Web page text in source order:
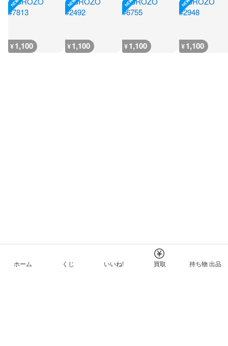
¥1,100 ¥1,100 ¥1,100 ¥1,100
ホーム くじ いいね! 買取 持ち物 出品